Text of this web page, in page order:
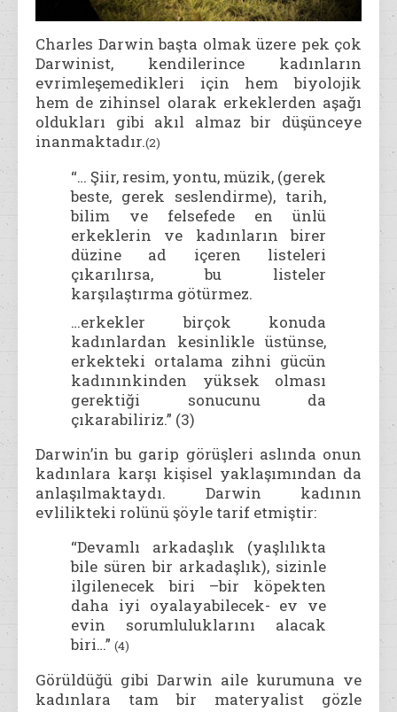
Charles Darwin başta olmak üzere pek çok
Darwinist, kendilerince kadınların
evrimleşemedikleri için hem biyolojik
hem de zihinsel olarak erkeklerden aşağı
oldukları gibi akıl almaz bir düşünceye
inanmaktadır.(2)
“… Şiir, resim, yontu, müzik, (gerek
beste, gerek seslendirme), tarih,
bilim ve felsefede en ünlü
erkeklerin ve kadınların birer
düzine ad içeren listeleri
çıkarılırsa, bu listeler
karşılaştırma götürmez.
…erkekler birçok konuda
kadınlardan kesinlikle üstünse,
erkekteki ortalama zihni gücün
kadınınkinden yüksek olması
gerektiği sonucunu da
çıkarabiliriz.” (3)
Darwin’in bu garip görüşleri aslında onun
kadınlara karşı kişisel yaklaşımından da
anlaşılmaktaydı. Darwin kadının
evlilikteki rolünü şöyle tarif etmiştir:
“Devamlı arkadaşlık (yaşlılıkta
bile süren bir arkadaşlık), sizinle
ilgilenecek biri –bir köpekten
daha iyi oyalayabilecek- ev ve
evin sorumluluklarını alacak
biri…” (4)
Görüldüğü gibi Darwin aile kurumuna ve
kadınlara tam bir materyalist gözle